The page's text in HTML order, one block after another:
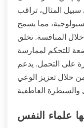
سبيل المثال، تراقب
مما يسمح
خلال المنافسة. تخلق
للتحكم لممارسة
على التحمل. يدعم
من خلال تعزيز الوعي
علماء النفس